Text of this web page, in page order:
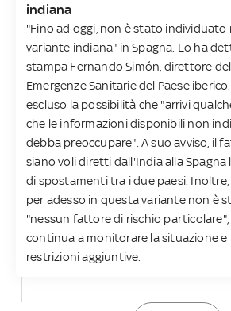
indiana
"Fino ad oggi, non è stato individuato
variante indiana" in Spagna. Lo ha
stampa Fernando Simón, direttore
Emergenze Sanitarie del Paese
escluso la possibilità che "arrivi
che le informazioni disponibili non
debba preoccupare". A suo avviso, il
siano voli diretti dall'India alla
di spostamenti tra i due paesi. Inoltre,
per adesso in questa variante non è
"nessun fattore di rischio particolare",
continua a monitorare la situazione e
restrizioni aggiuntive.